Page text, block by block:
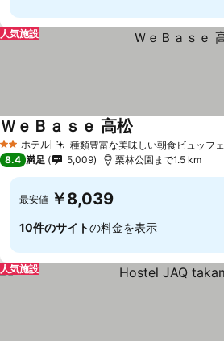
人気施設
2 ホテルのランク
ホテル 種類豊富な美味しい朝食ビュッフェ
ＷｅＢａｓｅ 高松
8.4 満足 5,009 栗林公園まで1.5 km
最安値 ￥8,039
10件のサイトの料金を表示
人気施設